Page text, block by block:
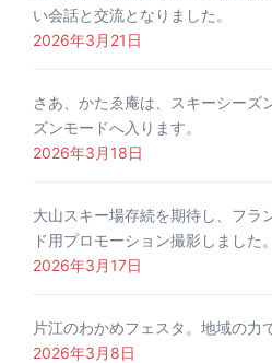
い会話と交流となりました。
2026年3月21日
さあ、かたゑ庵は、スキーシーズ
ズンモードへ入ります。
2026年3月18日
大山スキー場存続を期待し、フラ
ド用プロモーション撮影しました。
2026年3月17日
片江のわかめフェスタ。地域の力で
2026年3月8日